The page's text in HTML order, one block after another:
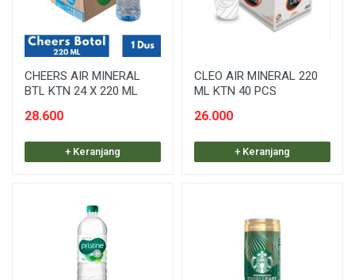
CHEERS AIR MINERAL
BTL KTN 24 X 220 ML
28.600
+ Keranjang
CLEO AIR MINERAL 220
ML KTN 40 PCS
26.000
+ Keranjang